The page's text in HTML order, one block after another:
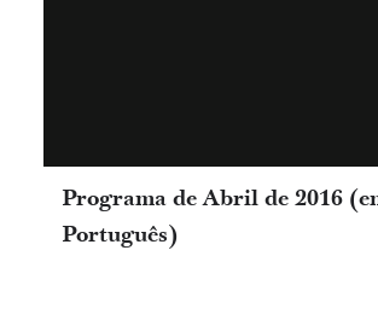
Programa de Abril de 2016
Português)